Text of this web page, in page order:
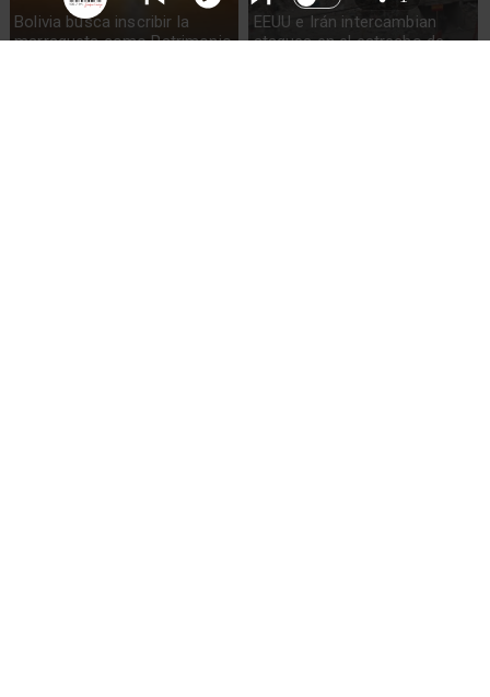
Bolivia busca inscribir la
marraqueta como Patrimonio
EEUU e Irán intercambian
ataques en el estrecho de